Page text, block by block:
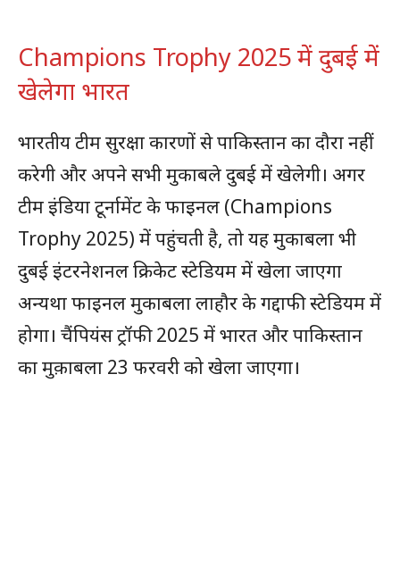
Champions Trophy 2025 में दुबई में
खेलेगा भारत
भारतीय टीम सुरक्षा कारणों से पाकिस्तान का दौरा नहीं
करेगी और अपने सभी मुकाबले दुबई में खेलेगी। अगर
टीम इंडिया टूर्नामेंट के फाइनल (Champions
Trophy 2025) में पहुंचती है, तो यह मुकाबला भी
दुबई इंटरनेशनल क्रिकेट स्टेडियम में खेला जाएगा
अन्यथा फाइनल मुकाबला लाहौर के गद्दाफी स्टेडियम में
होगा। चैंपियंस ट्रॉफी 2025 में भारत और पाकिस्तान
का मुक़ाबला 23 फरवरी को खेला जाएगा।